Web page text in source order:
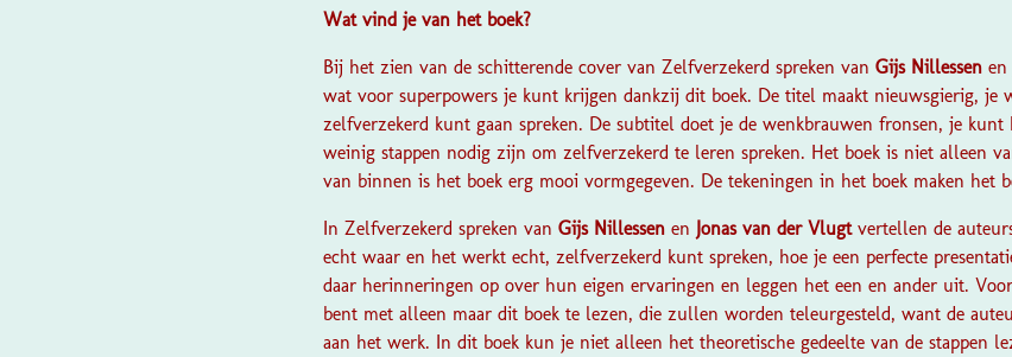
Wat vind je van het boek?
Bij het zien van de schitterende cover van Zelfverzekerd spreken van Gijs Nillessen en
wat voor superpowers je kunt krijgen dankzij dit boek. De titel maakt nieuwsgierig, je
zelfverzekerd kunt gaan spreken. De subtitel doet je de wenkbrauwen fronsen, je
weinig stappen nodig zijn om zelfverzekerd te leren spreken. Het boek is niet alleen
van binnen is het boek erg mooi vormgegeven. De tekeningen in het boek maken het
In Zelfverzekerd spreken van Gijs Nillessen en Jonas van der Vlugt vertellen de
echt waar en het werkt echt, zelfverzekerd kunt spreken, hoe je een perfecte
daar herinneringen op over hun eigen ervaringen en leggen het een en ander uit.
bent met alleen maar dit boek te lezen, die zullen worden teleurgesteld, want de
aan het werk. In dit boek kun je niet alleen het theoretische gedeelte van de stappen